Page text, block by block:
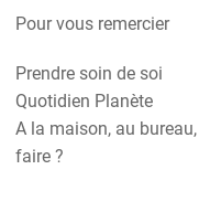
Pour vous remercier
Prendre soin de soi
Quotidien Planète
A la maison, au
faire ?